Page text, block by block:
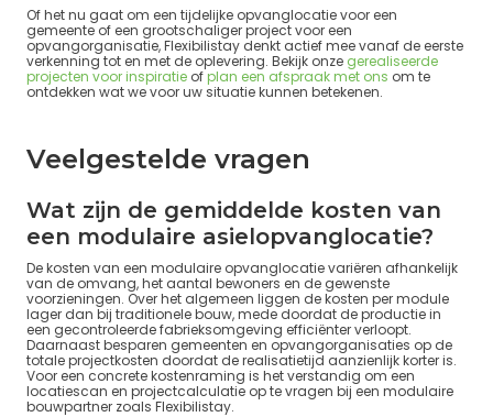
Of het nu gaat om een tijdelijke opvanglocatie voor een
gemeente of een grootschaliger project voor een
opvangorganisatie, Flexibilistay denkt actief mee vanaf de eerste
verkenning tot en met de oplevering. Bekijk onze gerealiseerde
projecten voor inspiratie ofplan een afspraak met ons om te
ontdekken wat we voor uw situatie kunnen betekenen.
Veelgestelde vragen
Wat zijn de gemiddelde kosten van
een modulaire asielopvanglocatie?
De kosten van een modulaire opvanglocatie variëren afhankelijk
van de omvang, het aantal bewoners en de gewenste
voorzieningen. Over het algemeen liggen de kosten per module
lager dan bij traditionele bouw, mede doordat de productie in
een gecontroleerde fabrieksomgeving efficiënter verloopt.
Daarnaast besparen gemeenten en opvangorganisaties op de
totale projectkosten doordat de realisatietijd aanzienlijk korter is.
Voor een concrete kostenraming is het verstandig om een
locatiescan en projectcalculatie op te vragen bij een modulaire
bouwpartner zoals Flexibilistay.